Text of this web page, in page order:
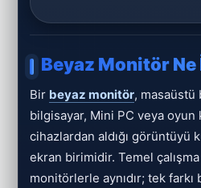
Beyaz Monitör Ne
Bir beyaz monitör, masaüstü
bilgisayar, Mini PC veya oyun
cihazlardan aldığı görüntüyü
ekran birimidir. Temel
monitörlerle aynıdır; tek